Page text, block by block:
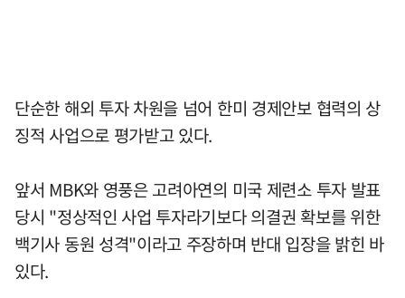
단순한 해외 투자 차원을 넘어 한미 경제안보 협력의 상
징적 사업으로 평가받고 있다.
앞서 MBK와 영풍은 고려아연의 미국 제련소 투자 발표
당시 "정상적인 사업 투자라기보다 의결권 확보를 위한
백기사 동원 성격"이라고 주장하며 반대 입장을 밝힌 바
있다.